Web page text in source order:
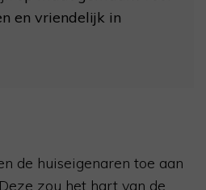
en vriendelijk in
de huiseigenaren toe aan
zou het hart van de